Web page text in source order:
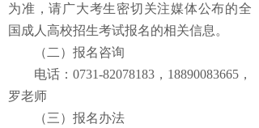
为准 ，请广大考生密切关注媒体公布的全
国成人高校招生考试报名的相关信息 。
（二）报名咨询
电话： 0731-82078183，18890083665，
罗老师
（三）报名办法